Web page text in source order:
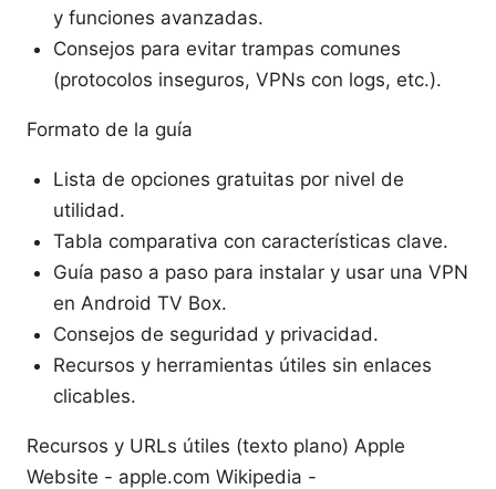
y funciones avanzadas.
Consejos para evitar trampas comunes
(protocolos inseguros, VPNs con logs, etc.).
Formato de la guía
Lista de opciones gratuitas por nivel de
utilidad.
Tabla comparativa con características clave.
Guía paso a paso para instalar y usar una VPN
en Android TV Box.
Consejos de seguridad y privacidad.
Recursos y herramientas útiles sin enlaces
clicables.
Recursos y URLs útiles (texto plano) Apple
Website - apple.com Wikipedia -